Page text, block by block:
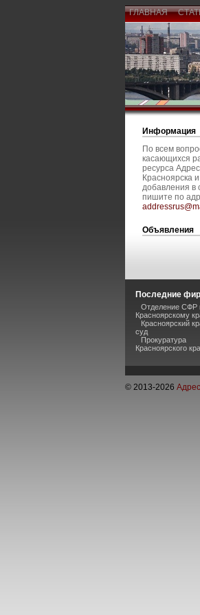
ГЛАВНАЯ
Информация
По всем
касающихся
ресурса
Красноярска и
добавления в
пишите по
Объявления
Последние
Отделение СФР
Красноярскому
Красноярский
суд
Прокуратура
Красноярского
© 2013-2026